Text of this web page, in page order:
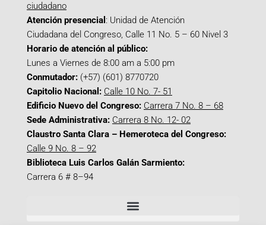
ciudadano
Atención presencial : Unidad de Atención
Ciudadana del Congreso, Calle 11 No. 5 – 60 Nivel 3
Horario de atención al público:
Lunes a Viernes de 8:00 am a 5:00 pm
Conmutador: (+57) (601) 8770720
Capitolio Nacional: Calle 10 No. 7- 51
Edificio Nuevo del Congreso: Carrera 7 No. 8 – 68
Sede Administrativa: Carrera 8 No. 12- 02
Claustro Santa Clara – Hemeroteca del Congreso:
Calle 9 No. 8 – 92
Biblioteca Luis Carlos Galán Sarmiento:
Carrera 6 # 8–94